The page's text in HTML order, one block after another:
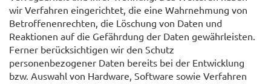
wir Verfahren eingerichtet, die eine Wahrnehmung von
Betroffenenrechten, die Löschung von Daten und
Reaktionen auf die Gefährdung der Daten gewährleisten.
Ferner berücksichtigen wir den Schutz
personenbezogener Daten bereits bei der Entwicklung
bzw. Auswahl von Hardware, Software sowie Verfahren